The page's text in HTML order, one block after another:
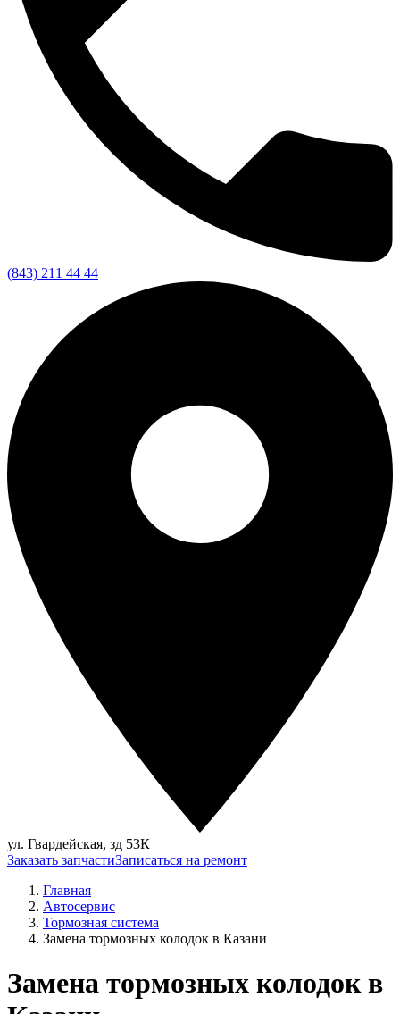
(843) 211 44 44
ул. Гвардейская, зд 53К
Заказать запчастиЗаписаться на ремонт
Главная
Автосервис
Тормозная система
Замена тормозных колодок в Казани
Замена тормозных колодок в